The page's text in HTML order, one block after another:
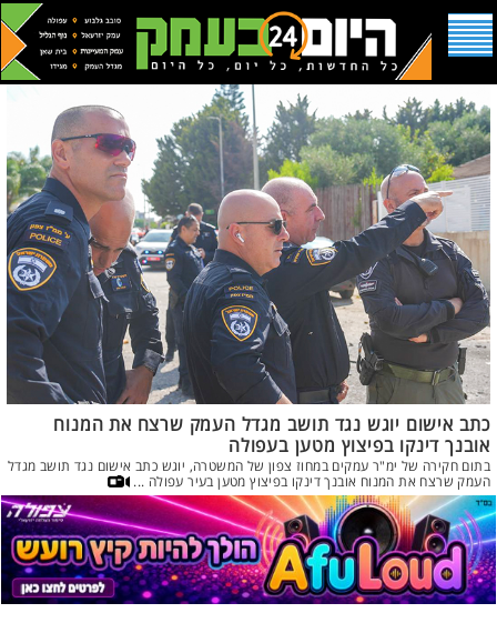
כתב אישום יוגש נגד תושב מגדל העמק שרצח את המנוח
אובנך דינקו בפיצוץ מטען בעפולה
בתום חקירה של ימ"ר עמקים במחוז צפון של המשטרה, יוגש כתב אישום נגד תושב מגדל
העמק שרצח את המנוח אובנך דינקו בפיצוץ מטען בעיר עפולה ...